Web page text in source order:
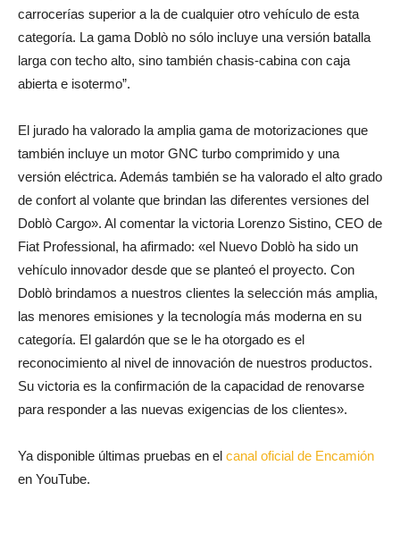
carrocerías superior a la de cualquier otro vehículo de esta
categoría. La gama Doblò no sólo incluye una versión batalla
larga con techo alto, sino también chasis-cabina con caja
abierta e isotermo”.
El jurado ha valorado la amplia gama de motorizaciones que
también incluye un motor GNC turbo comprimido y una
versión eléctrica. Además también se ha valorado el alto grado
de confort al volante que brindan las diferentes versiones del
Doblò Cargo». Al comentar la victoria Lorenzo Sistino, CEO de
Fiat Professional, ha afirmado: «el Nuevo Doblò ha sido un
vehículo innovador desde que se planteó el proyecto. Con
Doblò brindamos a nuestros clientes la selección más amplia,
las menores emisiones y la tecnología más moderna en su
categoría. El galardón que se le ha otorgado es el
reconocimiento al nivel de innovación de nuestros productos.
Su victoria es la confirmación de la capacidad de renovarse
para responder a las nuevas exigencias de los clientes».
Ya disponible últimas pruebas en el canal oficial de Encamión
en YouTube.